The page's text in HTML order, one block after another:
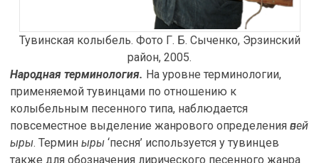
Тувинская колыбель. Фото Г. Б. Сыченко, Эрзинский
район, 2005.
Народная терминология. На уровне терминологии,
применяемой тувинцами по отношению к
колыбельным песенного типа, наблюдается
повсеместное выделение жанрового определения өпей
ыры. Термин ыры ‘песня’ используется у тувинцев
также для обозначения лирического песенного жанра